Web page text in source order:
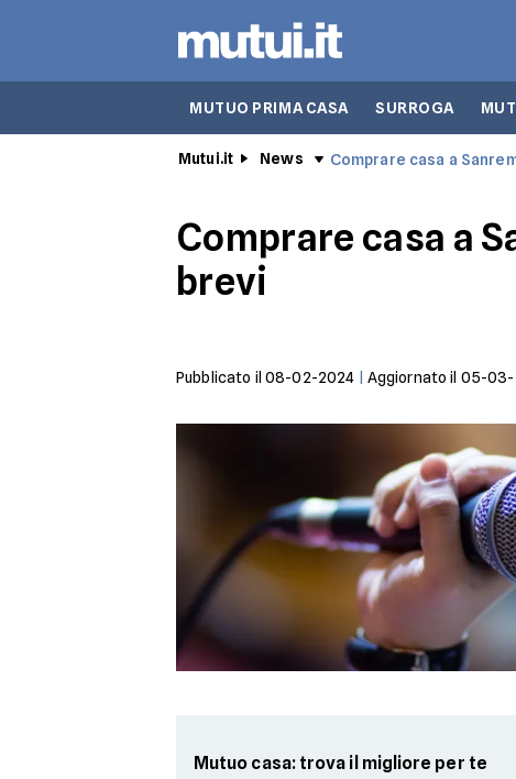
MUTUO PRIMA CASA SURROGA
Mutui.it News Comprare casa a
Comprare casa a
brevi
Pubblicato il 08-02-2024 Aggiornato il 05-03-
Mutuo casa: trova il migliore per te